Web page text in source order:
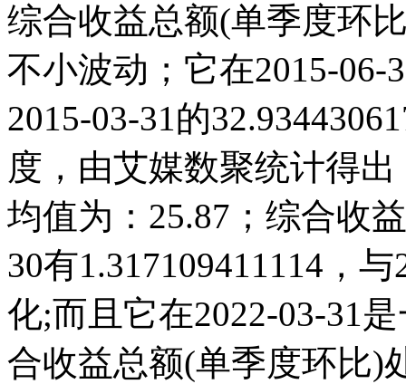
综合收益总额(单季度环
不小波动；它在2015-06-
2015-03-31的
度，由艾媒数聚统计得
均值为：25.87；综合收
30有1.317109411114，
化;而且它在2022-03-31
合收益总额(单季度环比)